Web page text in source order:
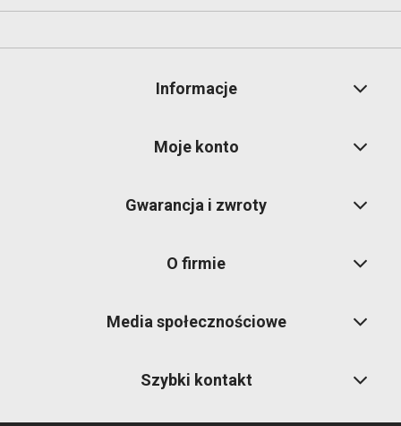
Informacje
Moje konto
Gwarancja i zwroty
O firmie
Media społecznościowe
Szybki kontakt